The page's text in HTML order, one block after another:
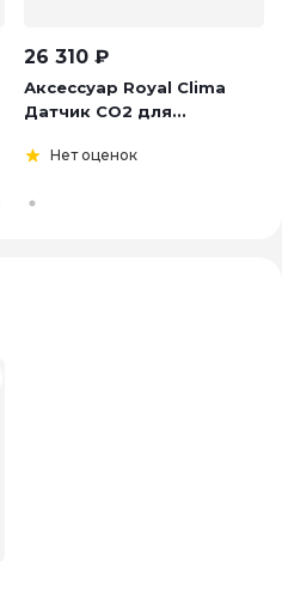
26 310 ₽
Аксессуар Royal Clima
Датчик CO2 для...
Нет оценок